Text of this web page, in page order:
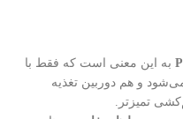
به این معنی است که فقط با
و هم دوربین تغذیه
تمیزتر.